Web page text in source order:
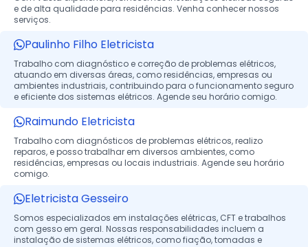
e de alta qualidade para residências. Venha conhecer nossos
serviços.
Paulinho Filho Eletricista
Trabalho com diagnóstico e correção de problemas elétricos,
atuando em diversas áreas, como residências, empresas ou
ambientes industriais, contribuindo para o funcionamento seguro
e eficiente dos sistemas elétricos. Agende seu horário comigo.
Raimundo Eletricista
Trabalho com diagnósticos de problemas elétricos, realizo
reparos, e posso trabalhar em diversos ambientes, como
residências, empresas ou locais industriais. Agende seu horário
comigo.
Eletricista Gesseiro
Somos especializados em instalações elétricas, CFT e trabalhos
com gesso em geral. Nossas responsabilidades incluem a
instalação de sistemas elétricos, como fiação, tomadas e